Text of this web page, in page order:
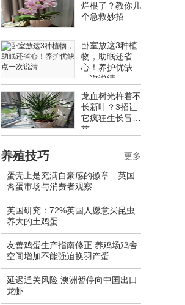
烂根了？教你几
个急救妙招
卧室放这3种植
物，助眠还省
心！养护优缺点
一次说清
龙血树光杵着不
长新叶？3招让
它疯狂生长冒新
芽
养殖技巧
蛋壳上是充满自豪感的徽章 英国
禽蛋市场与消费者观察
英国研究：72%英国人愿意买昆虫
养大的土鸡蛋
友善鸡蛋生产指南修正 养鸡场鸡舍
空间增加不能强迫换羽产蛋
延迟通关风险 澳洲暂停向中国出口
龙虾
更多